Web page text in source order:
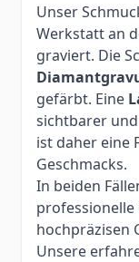
Unser
Werkstatt an
graviert. Die
gefärbt. Eine
sichtbarer
ist daher eine
Geschmacks.
In beiden
hochpräzisen
Unsere